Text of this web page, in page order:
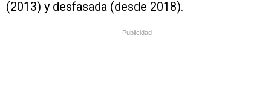
(2013) y desfasada (desde 2018).
Publicidad